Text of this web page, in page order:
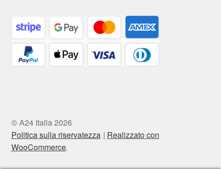
© A24 Italia 2026
Politica sulla riservatezza
Realizzato con
WooCommerce.